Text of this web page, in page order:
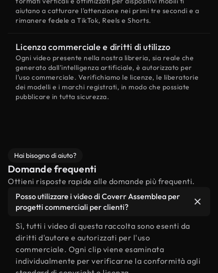
aiutano a catturare l'attenzione nei primi tre secondi e a
rimanere fedele a TikTok, Reels e Shorts.
Licenza commerciale e diritti di utilizzo
Ogni video presente nella nostra libreria, sia reale che
generato dall'intelligenza artificiale, è autorizzato per
l'uso commerciale. Verifichiamo le licenze, le liberatorie
dei modelli e i marchi registrati, in modo che possiate
pubblicare in tutta sicurezza.
Hai bisogno di aiuto?
Domande frequenti
Ottieni risposte rapide alle domande più frequenti.
Posso utilizzare i video di Coverr Assemblea per
progetti commerciali per clienti?
Sì, tutti i video di questa raccolta sono esenti da
diritti d'autore e autorizzati per l'uso
commerciale. Ogni clip viene esaminata
individualmente per verificarne la conformità agli